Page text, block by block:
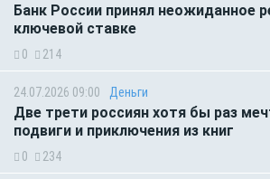
Банк России принял неожиданное
ключевой ставке
0 214
24.07.2026 09:00 Деньги
Две трети россиян хотя бы раз
подвиги и приключения из книг
0 234